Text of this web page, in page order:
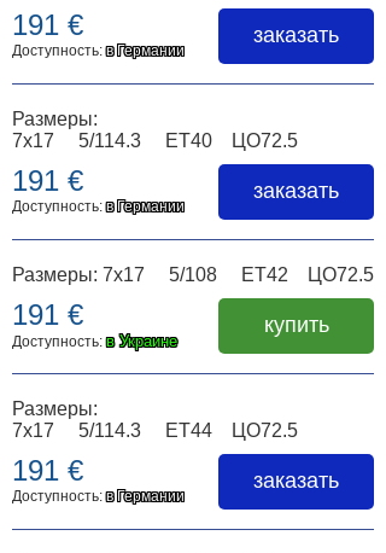
191 €
Доступность:в Германии
заказать
Размеры:
7x17 5/114.3 ET40 ЦО72.5
191 €
Доступность:в Германии
заказать
Размеры: 7x17 5/108 ET42 ЦО72.5
191 €
Доступность:в Украине
купить
Размеры:
7x17 5/114.3 ET44 ЦО72.5
191 €
Доступность:в Германии
заказать